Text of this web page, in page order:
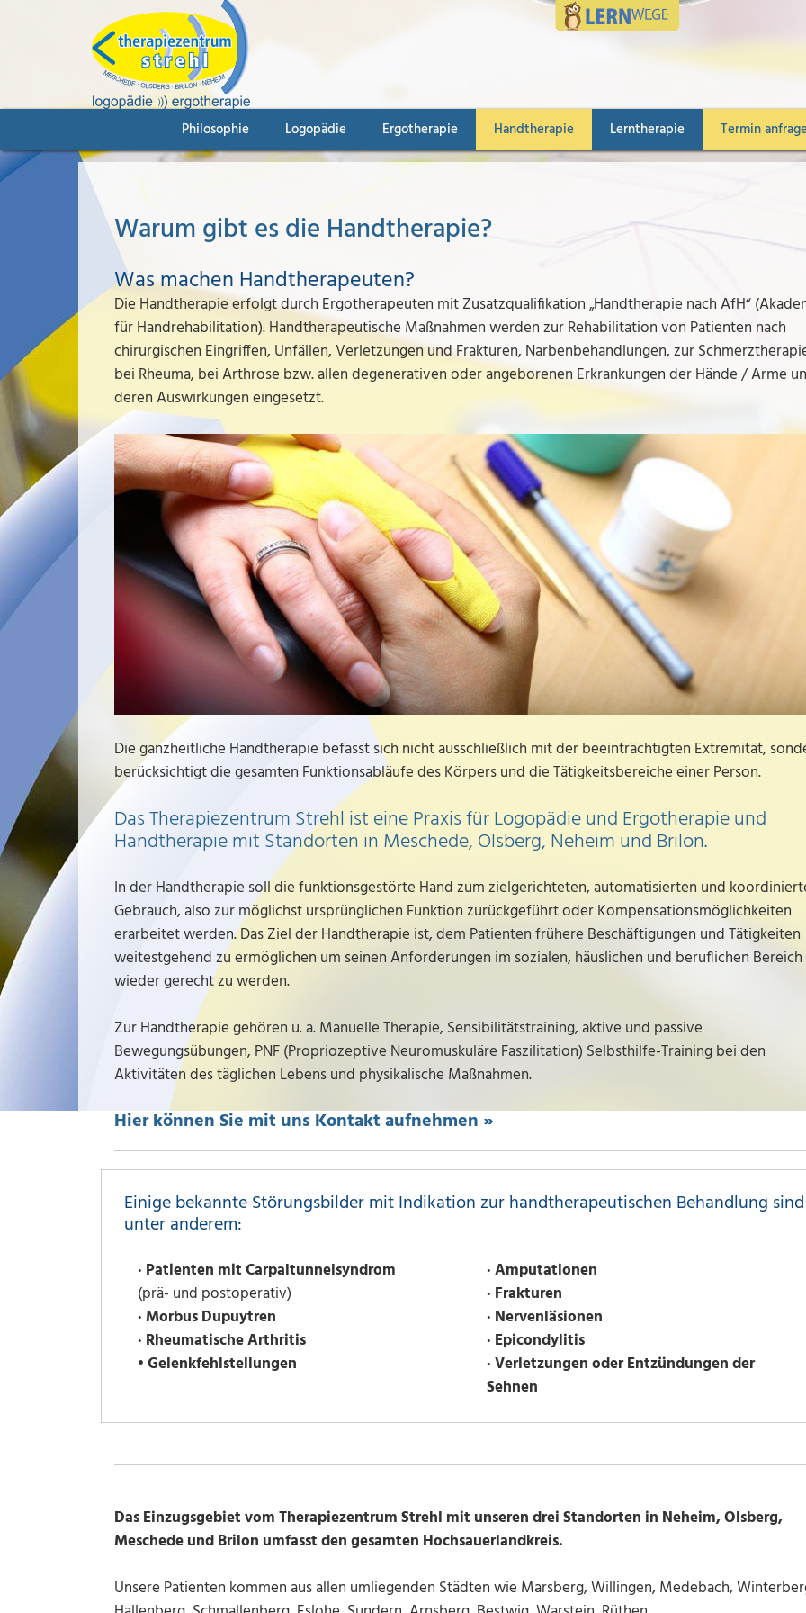
Philosophie Logopädie Ergotherapie Handtherapie Lerntherapie Termin
Warum gibt es die Handtherapie?
Was machen Handtherapeuten?
Die Handtherapie erfolgt durch Ergotherapeuten mit Zusatzqualifikation „Handtherapie nach AfH“
für Handrehabilitation). Handtherapeutische Maßnahmen werden zur Rehabilitation von Patienten nach
chirurgischen Eingriffen, Unfällen, Verletzungen und Frakturen, Narbenbehandlungen, zur
bei Rheuma, bei Arthrose bzw. allen degenerativen oder angeborenen Erkrankungen der Hände / Arme
deren Auswirkungen eingesetzt.
Die ganzheitliche Handtherapie befasst sich nicht ausschließlich mit der beeinträchtigten Extremität,
berücksichtigt die gesamten Funktionsabläufe des Körpers und die Tätigkeitsbereiche einer Person.
Das Therapiezentrum Strehl ist eine Praxis für Logopädie und Ergotherapie und
Handtherapie mit Standorten in Meschede, Olsberg, Neheim und Brilon.
In der Handtherapie soll die funktionsgestörte Hand zum zielgerichteten, automatisierten und
Gebrauch, also zur möglichst ursprünglichen Funktion zurückgeführt oder Kompensationsmöglichkeiten
erarbeitet werden. Das Ziel der Handtherapie ist, dem Patienten frühere Beschäftigungen und Tätigkeiten
weitestgehend zu ermöglichen um seinen Anforderungen im sozialen, häuslichen und beruflichen Bereich
wieder gerecht zu werden.
Zur Handtherapie gehören u. a. Manuelle Therapie, Sensibilitätstraining, aktive und passive
Bewegungsübungen, PNF (Propriozeptive Neuromuskuläre Faszilitation) Selbsthilfe-Training bei den
Aktivitäten des täglichen Lebens und physikalische Maßnahmen.
Hier können Sie mit uns Kontakt aufnehmen »
Einige bekannte Störungsbilder mit Indikation zur handtherapeutischen Behandlung sind
unter anderem:
· Patienten mit Carpaltunnelsyndrom
(prä- und postoperativ)
· Morbus Dupuytren
· Rheumatische Arthritis
• Gelenkfehlstellungen
· Amputationen
· Frakturen
· Nervenläsionen
· Epicondylitis
· Verletzungen oder Entzündungen der
Sehnen
Das Einzugsgebiet vom Therapiezentrum Strehl mit unseren drei Standorten in Neheim, Olsberg,
Meschede und Brilon umfasst den gesamten Hochsauerlandkreis.
Unsere Patienten kommen aus allen umliegenden Städten wie Marsberg, Willingen, Medebach,